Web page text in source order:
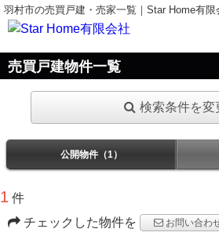
羽村市の売買戸建・売家一覧｜Star Home有限
売買戸建物件一覧
検索条件を変
公開物件（1）
1 件
チェックした物件を
お問い合わ